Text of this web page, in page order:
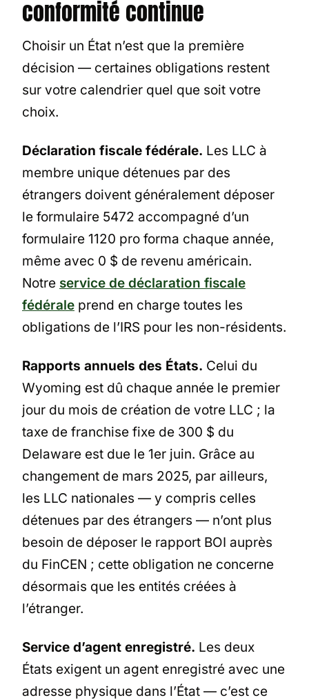
conformité continue
Choisir un État n’est que la première
décision — certaines obligations restent
sur votre calendrier quel que soit votre
choix.
Déclaration fiscale fédérale. Les LLC à
membre unique détenues par des
étrangers doivent généralement déposer
le formulaire 5472 accompagné d’un
formulaire 1120 pro forma chaque année,
même avec 0 $ de revenu américain.
Notre service de déclaration fiscale
fédérale prend en charge toutes les
obligations de l’IRS pour les non-résidents.
Rapports annuels des États. Celui du
Wyoming est dû chaque année le premier
jour du mois de création de votre LLC ; la
taxe de franchise fixe de 300 $ du
Delaware est due le 1er juin. Grâce au
changement de mars 2025, par ailleurs,
les LLC nationales — y compris celles
détenues par des étrangers — n’ont plus
besoin de déposer le rapport BOI auprès
du FinCEN ; cette obligation ne concerne
désormais que les entités créées à
l’étranger.
Service d’agent enregistré. Les deux
États exigent un agent enregistré avec une
adresse physique dans l’État — c’est ce